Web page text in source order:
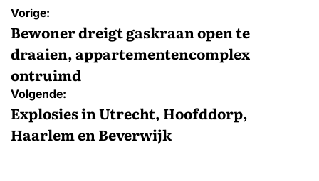
Bericht
navigatie
Vorige:
Bewoner dreigt gaskraan open te
draaien, appartementencomplex
ontruimd
Volgende:
Explosies in Utrecht, Hoofddorp,
Haarlem en Beverwijk